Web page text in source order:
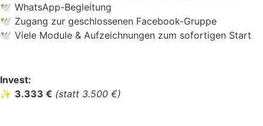
🕊 WhatsApp-Begleitung
🕊 Zugang zur geschlossenen Facebook-Gruppe
🕊 Viele Module & Aufzeichnungen zum sofortigen Start
Invest:
✨ 3.333 € (statt 3.500 €)